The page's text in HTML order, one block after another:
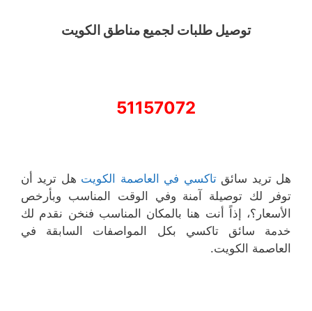
توصيل طلبات لجميع مناطق الكويت
51157072
هل تريد سائقتاكسي في العاصمة الكويت هل تريد أن
توفر لك توصيلة آمنة وفي الوقت المناسب وبأرخص
الأسعار؟، إذاً أنت هنا بالمكان المناسب فنخن نقدم لك
خدمة سائق تاكسي بكل المواصفات السابقة في
العاصمة الكويت.